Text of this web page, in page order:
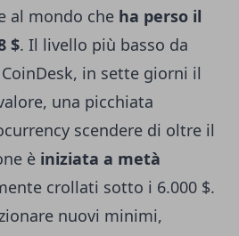
al mondo che ha perso il
$. Il livello più basso da
CoinDesk, in sette giorni il
una picchiata
scendere di oltre il
è iniziata a metà
crollati sotto i 6.000 $.
nuovi minimi,